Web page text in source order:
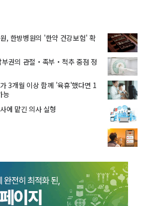
, 한방병원의 '한약 건강보험' 확
권의 관절・족부・척추 중점 정
3개월 이상 함께 '육휴'했다면 1
능
에 맡긴 의사 실형